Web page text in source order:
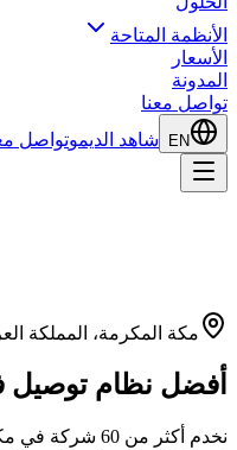
الأنظمة المتاحة
الأسعار
المدونة
تواصل معنا
EN شاهد الديموتواصل
مكة المكرمة، المملكة
أفضل نظام توصيل
نخدم أكثر من